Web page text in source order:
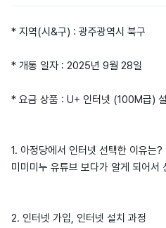
* 지역(시&구) : 광주광역시 북구
* 개통 일자 : 2025년 9월 28일
* 요금 상품 : U+ 인터넷 (100M급)
1. 아정당에서 인터넷 선택한 이유는?
미미미누 유튜브 보다가 알게 되어서
2. 인터넷 가입, 인터넷 설치 과정